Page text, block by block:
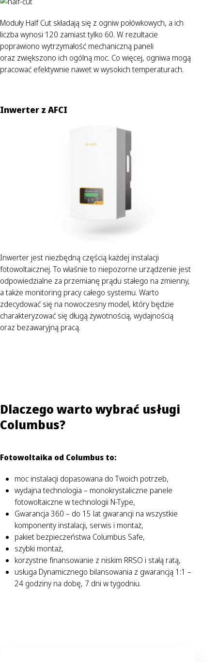
Moduły Half Cut składają się z ogniw połówkowych, a ich
liczba wynosi 120 zamiast tylko 60. W rezultacie
poprawiono wytrzymałość mechaniczną paneli
oraz zwiększono ich ogólną moc. Co więcej, ogniwa mogą
pracować efektywnie nawet w wysokich temperaturach.
Inwerter z AFCI
Inwerter jest niezbędną częścią każdej instalacji
fotowoltaicznej. To właśnie to niepozorne urządzenie jest
odpowiedzialne za przemianę prądu stałego na zmienny,
a także monitoring pracy całego systemu. Warto
zdecydować się na nowoczesny model, który będzie
charakteryzować się długą żywotnością, wydajnością
oraz bezawaryjną pracą.
Dlaczego warto wybrać usługi
Columbus?
Fotowoltaika od Columbus to:
moc instalacji dopasowana do Twoich potrzeb,
wydajna technologia – monokrystaliczne panele
fotowoltaiczne w technologii N-Type,
Gwarancja 360 – do 15 lat gwarancji na wszystkie
komponenty instalacji, serwis i montaż,
pakiet bezpieczeństwa Columbus Safe,
szybki montaż,
korzystne finansowanie z niskim RRSO i stałą ratą,
usługa Dynamicznego bilansowania z gwarancją 1:1 –
24 godziny na dobę, 7 dni w tygodniu.